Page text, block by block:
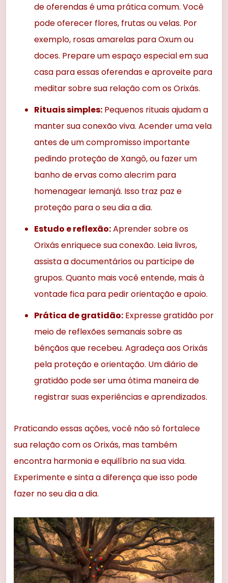
de oferendas é uma prática comum. Você
pode oferecer flores, frutas ou velas. Por
exemplo, rosas amarelas para Oxum ou
doces. Prepare um espaço especial em sua
casa para essas oferendas e aproveite para
meditar sobre sua relação com os Orixás.
Rituais simples: Pequenos rituais ajudam a
manter sua conexão viva. Acender uma vela
antes de um compromisso importante
pedindo proteção de Xangô, ou fazer um
banho de ervas como alecrim para
homenagear Iemanjá. Isso traz paz e
proteção para o seu dia a dia.
Estudo e reflexão:Aprender sobre os
Orixás enriquece sua conexão. Leia livros,
assista a documentários ou participe de
grupos. Quanto mais você entende, mais à
vontade fica para pedir orientação e apoio.
Prática de gratidão: Expresse gratidão por
meio de reflexões semanais sobre as
bênçãos que recebeu. Agradeça aos Orixás
pela proteção e orientação. Um diário de
gratidão pode ser uma ótima maneira de
registrar suas experiências e aprendizados.
Praticando essas ações, você não só fortalece
sua relação com os Orixás, mas também
encontra harmonia e equilíbrio na sua vida.
Experimente e sinta a diferença que isso pode
fazer no seu dia a dia.